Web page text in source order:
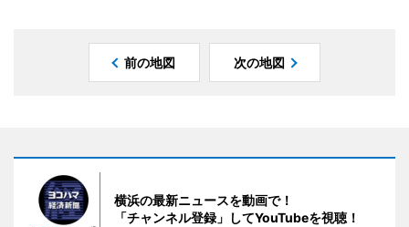
前の地図 次の地図
横浜の最新ニュースを動画で！
「チャンネル登録」してYouTubeを視聴！